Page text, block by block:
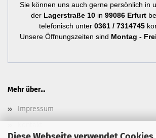
Sie können uns auch gerne persönlich in
der Lagerstraße 10in 99086 Erfurt
telefonisch unter 0361 / 7314745
Unsere Öffnungszeiten sind Montag -
Mehr über...
Impressum